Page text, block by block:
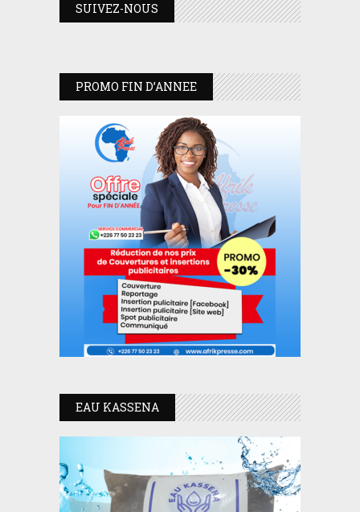
SUIVEZ-NOUS
PROMO FIN D’ANNEE
EAU KASSENA